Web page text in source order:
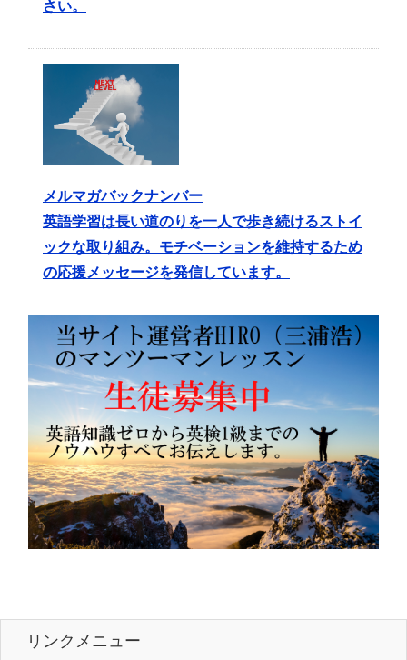
さい。
メルマガバックナンバー
英語学習は長い道のりを一人で歩き続けるストイ
ックな取り組み。モチベーションを維持するため
の応援メッセージを発信しています。
リンクメニュー